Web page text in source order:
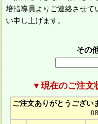
培指導員よりご連絡させて
い申し上げます。
その
▼現在のご注文